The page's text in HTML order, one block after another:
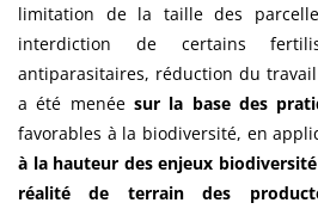
limitation de la taille des
interdiction de certains
antiparasitaires, réduction du
a été menée sur la base des
favorables à la biodiversité, en
à la hauteur des enjeux biodiversité
réalité de terrain des